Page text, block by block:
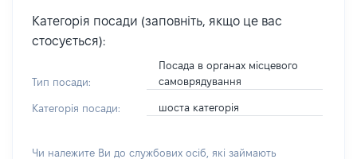
Категорія посади (заповніть, якщо це вас
стосується):
Тип посади:
Посада в органах місцевого
самоврядування
Категорія посади: шоста категорія
Чи належите Ви до службових осіб, які займають